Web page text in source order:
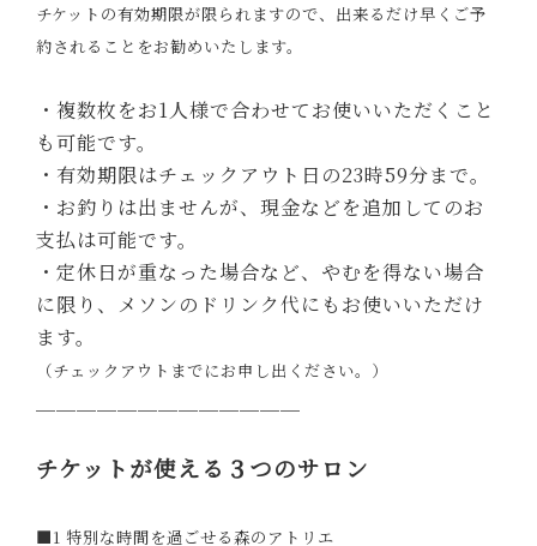
チケットの有効期限が限られますので、出来るだけ早くご予
約されることをお勧めいたします。
・複数枚をお1人様で合わせてお使いいただくこと
も可能です。
・有効期限はチェックアウト日の23時59分まで。
・お釣りは出ませんが、現金などを追加してのお
支払は可能です。
・定休日が重なった場合など、やむを得ない場合
に限り、メソンのドリンク代にもお使いいただけ
ます。
（チェックアウトまでにお申し出ください。）
チケットが使える３つのサロン
■1 特別な時間を過ごせる森のアトリエ